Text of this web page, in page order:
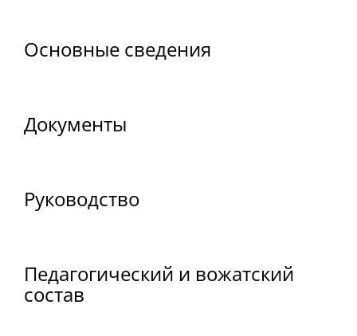
Основные сведения
Документы
Руководство
Педагогический и вожатский
состав